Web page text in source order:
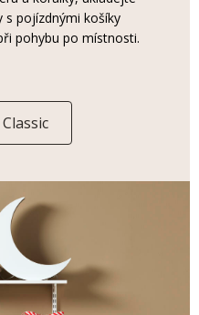
s pojízdnými košíky
pohybu po místnosti.